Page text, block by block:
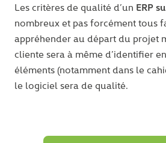
Les critères de qualité d’un ERP
nombreux et pas forcément tous
appréhender au départ du projet
cliente sera à même d’identifier
éléments (notamment dans le
le logiciel sera de qualité.